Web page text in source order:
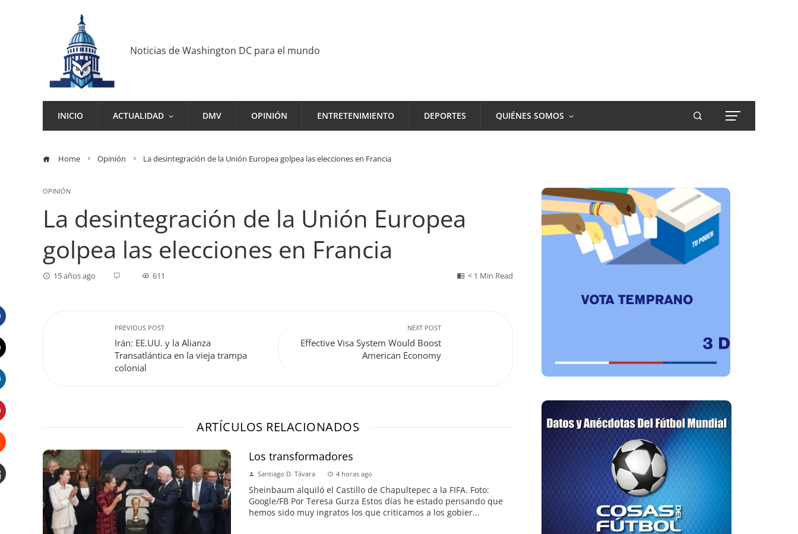
Noticias de Washington DC para el mundo
INICIO ACTUALIDAD DMV OPINIÓN ENTRETENIMIENTO DEPORTES QUIÉNES SOMOS
Home Opinión La desintegración de la Unión Europea golpea las elecciones en Francia
OPINIÓN
La desintegración de la Unión Europea
golpea las elecciones en Francia
15 años ago 611 < 1 Min Read
PREVIOUS POST
Irán: EE.UU. y la Alianza
Transatlántica en la vieja trampa
colonial
NEXT POST
Effective Visa System Would Boost
American Economy
ARTÍCULOS RELACIONADOS
Los transformadores
Santiago D. Távara 4 horas ago
Sheinbaum alquiló el Castillo de Chapultepec a la FIFA. Foto:
Google/FB Por Teresa Gurza Estos días he estado pensando que
hemos sido muy ingratos los que criticamos a los gobier...